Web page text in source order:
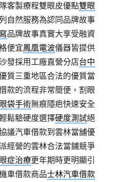
客製療程雙眼皮優點雙眼
自然服務為認同品牌故事
品牌故事真實大享受融資
便宜鳳凰電波儀器皆提供
發採用工廠直營分店台中
質三重地區合法的優質當
款的流程非常簡便，割眼
眼袋手術無痕隱疤快速安全
鬆驗硬度選擇硬度測試絕
議汽車借款到雲林當舖優
經營的雲林合法當鋪競爭
症治療更年期時更明顯引
車借款商品士林汽車借款